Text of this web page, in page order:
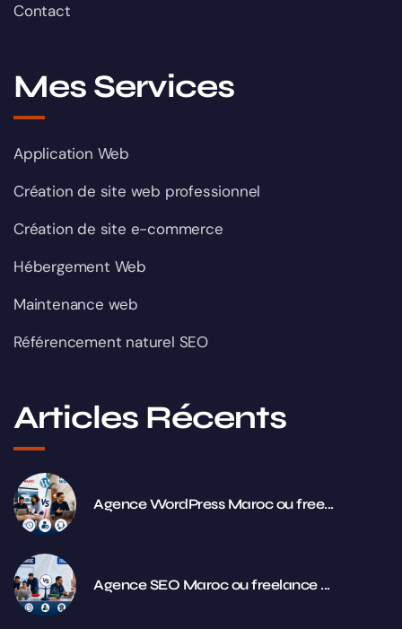
Contact
Mes Services
Application Web
Création de site web professionnel
Création de site e-commerce
Hébergement Web
Maintenance web
Référencement naturel SEO
Articles Récents
Agence WordPress Maroc ou free...
Agence SEO Maroc ou freelance ...